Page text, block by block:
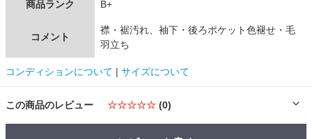
商品ランク B+
コメント
襟・裾汚れ、袖下・後ろポケット色褪せ・毛
羽立ち
コンディションについて | サイズについて
この商品のレビュー ☆☆☆☆☆ (0)